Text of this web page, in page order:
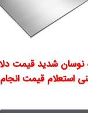
شما به وجود آمده است، که
ساخت درب، پنجره، لوله یا
ساخت قاب پنجره‌ها مورد
و در مبحث تخصصی تعریف
دارد.
نوسان شدید قیمت
استعلام قیمت